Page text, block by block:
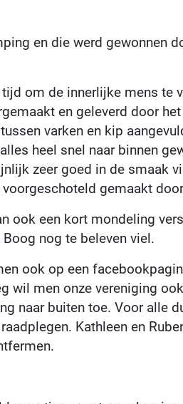
en die werd gewonnen
om de innerlijke mens te
en geleverd door
varken en kip
heel snel naar binnen
zeer goed in de smaak
gemaakt
ook een kort mondeling
nog te beleven viel.
ook op een
wil men onze vereniging
naar buiten toe. Voor alle
Kathleen en